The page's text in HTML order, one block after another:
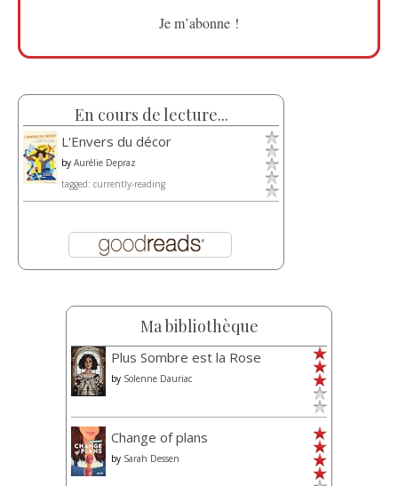
En cours de lecture...
L'Envers du décor
by Aurélie Depraz
tagged: currently-reading
Ma bibliothèque
Plus Sombre est la Rose
by Solenne Dauriac
Change of plans
by Sarah Dessen